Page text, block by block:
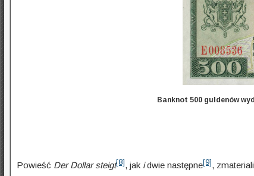
Banknot 500 guldenów
Powieść Der Dollar steigt[8] , jak idwie następne[9] ,